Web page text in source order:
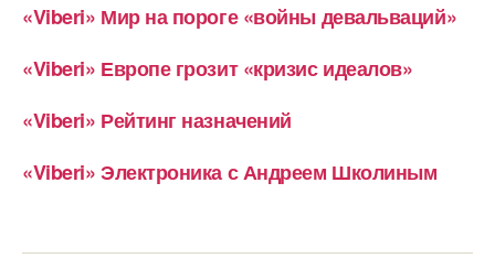
«Viberi» Мир на пороге «войны девальваций»
«Viberi» Европе грозит «кризис идеалов»
«Viberi» Рейтинг назначений
«Viberi» Электроника с Андреем Школиным